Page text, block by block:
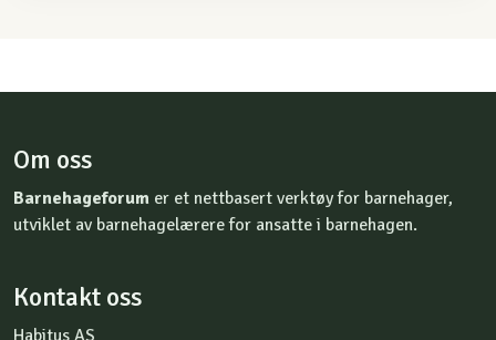
Om oss
Barnehageforum er et nettbasert verktøy for barnehager,
utviklet av barnehagelærere for ansatte i barnehagen.
Kontakt oss